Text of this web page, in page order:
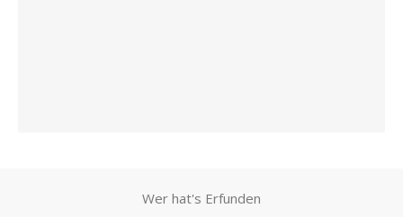
Wer hat's Erfunden